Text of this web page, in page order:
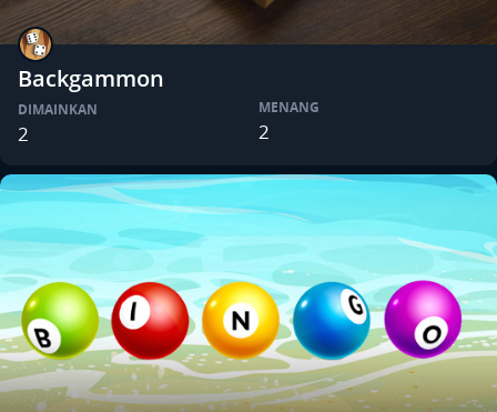
Backgammon
DIMAINKAN
2
MENANG
2